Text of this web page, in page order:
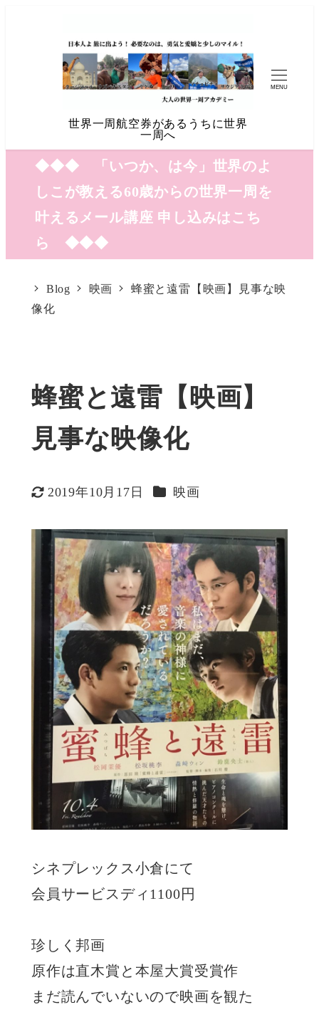
世界一周航空券があるうちに世界
一周へ
MENU
◆◆◆ 「いつか、は今」世界のよ
しこが教える60歳からの世界一周を
叶えるメール講座 申し込みはこち
ら ◆◆◆
Blog 映画
蜂蜜と遠雷【映画】見事な映
像化
蜂蜜と遠雷【映画】
見事な映像化
更新日
2019年10月17日 カテゴリー
映画
シネプレックス小倉にて
会員サービスディ1100円
珍しく邦画
原作は直木賞と本屋大賞受賞作
まだ読んでいないので映画を観た